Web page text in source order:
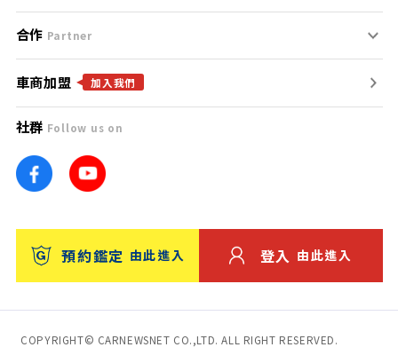
免責聲明
隱私權政策
團隊
車訊網
台灣優良中古車商大獎
聯絡我們
什麼是Goo鑑定？
找好車
找好店
找海外車
消費者評價
保固
合作 Partner
合作夥伴
廣告合作
車商加盟 加入我們
社群 Follow us on
預約鑑定 由此進入 登入 由此進入
COPYRIGHT© CARNEWSNET CO.,LTD. ALL RIGHT RESERVED.